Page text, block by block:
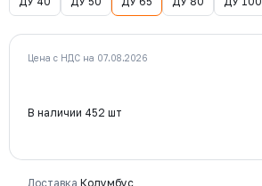
Цена с НДС на 07.08.2026
В наличии 452 шт
Доставка Колумбус